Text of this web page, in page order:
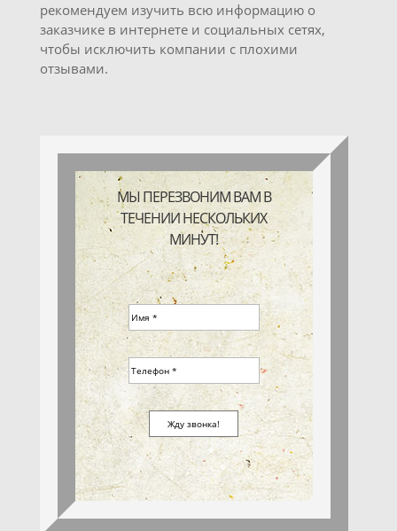
рекомендуем изучить всю информацию о
заказчике в интернете и социальных сетях,
чтобы исключить компании с плохими
отзывами.
МЫ ПЕРЕЗВОНИМ ВАМ В
ТЕЧЕНИИ НЕСКОЛЬКИХ
МИНУТ!